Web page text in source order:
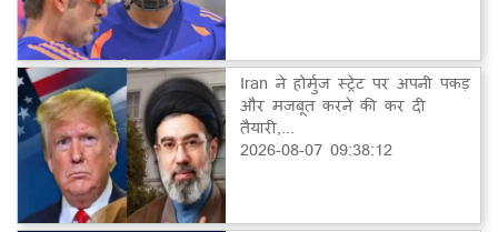
Iran ने होर्मुज स्ट्रेट पर अपनी पकड़
और मजबूत करने की कर दी
तैयारी,...
2026-08-07 09:38:12